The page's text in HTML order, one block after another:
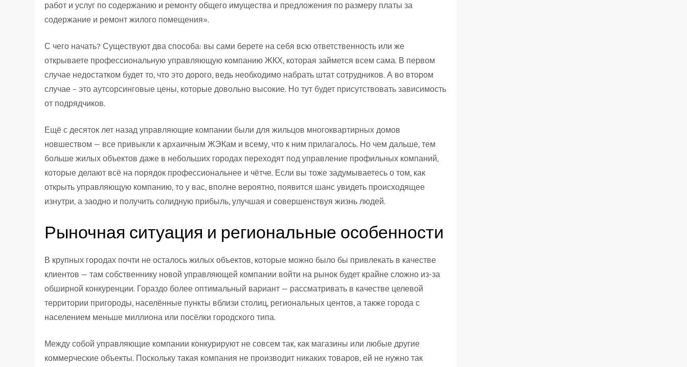
работ и услуг по содержанию и ремонту общего имущества и предложения по размеру платы за
содержание и ремонт жилого помещения».
С чего начать? Существуют два способа: вы сами берете на себя всю ответственность или же
открываете профессиональную управляющую компанию ЖКХ, которая займется всем сама. В первом
случае недостатком будет то, что это дорого, ведь необходимо набрать штат сотрудников. А во втором
случае – это аутсорсинговые цены, которые довольно высокие. Но тут будет присутствовать зависимость
от подрядчиков.
Ещё с десяток лет назад управляющие компании были для жильцов многоквартирных домов
новшеством — все привыкли к архаичным ЖЭКам и всему, что к ним прилагалось. Но чем дальше, тем
больше жилых объектов даже в небольших городах переходят под управление профильных компаний,
которые делают всё на порядок профессиональнее и чётче. Если вы тоже задумываетесь о том, как
открыть управляющую компанию, то у вас, вполне вероятно, появится шанс увидеть происходящее
изнутри, а заодно и получить солидную прибыль, улучшая и совершенствуя жизнь людей.
Рыночная ситуация и региональные особенности
В крупных городах почти не осталось жилых объектов, которые можно было бы привлекать в качестве
клиентов — там собственнику новой управляющей компании войти на рынок будет крайне сложно из-за
обширной конкуренции. Гораздо более оптимальный вариант — рассматривать в качестве целевой
территории пригороды, населённые пункты вблизи столиц, региональных центов, а также города с
населением меньше миллиона или посёлки городского типа.
Между собой управляющие компании конкурируют не совсем так, как магазины или любые другие
коммерческие объекты. Поскольку такая компания не производит никаких товаров, ей не нужно так